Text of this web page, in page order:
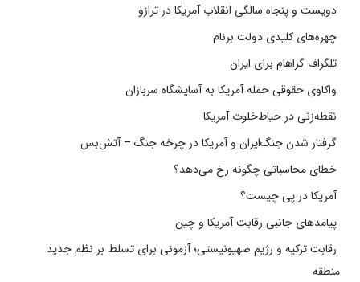
دویست و پنجاه سالگی انقلاب آمریکا در ترازو
چهره‌های کلیدی دولت برنام
تلگراف گراهام برای ایران
واکاوی حقوقی حمله آمریکا به آسایشگاه سربازان
نقطه‌زنی در حیاط‌خلوت آمریکا
گرفتار شدن جنگ‌ایران و آمریکا در چرخه جنگ – آتش‌بس
خطای محاسباتی چگونه رخ می‌دهد؟
آمریکا در پی چیست؟
پیامدهای جانبی رقابت آمریکا و چین
رقابت ترکیه و رژیم صهیونیستی؛ آزمونی برای تسلط بر نظم جدید
منطقه